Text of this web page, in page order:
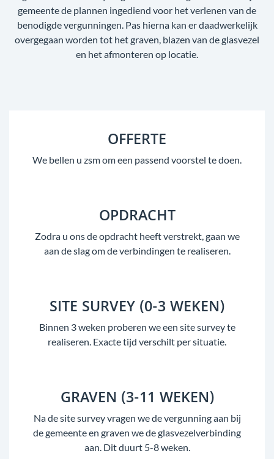
gemeente de plannen ingediend voor het verlenen van de
benodigde vergunningen. Pas hierna kan er daadwerkelijk
overgegaan worden tot het graven, blazen van de glasvezel
en het afmonteren op locatie.
OFFERTE
We bellen u zsm om een passend voorstel te doen.
OPDRACHT
Zodra u ons de opdracht heeft verstrekt, gaan we
aan de slag om de verbindingen te realiseren.
SITE SURVEY (0-3 WEKEN)
Binnen 3 weken proberen we een site survey te
realiseren. Exacte tijd verschilt per situatie.
GRAVEN (3-11 WEKEN)
Na de site survey vragen we de vergunning aan bij
de gemeente en graven we de glasvezelverbinding
aan. Dit duurt 5-8 weken.